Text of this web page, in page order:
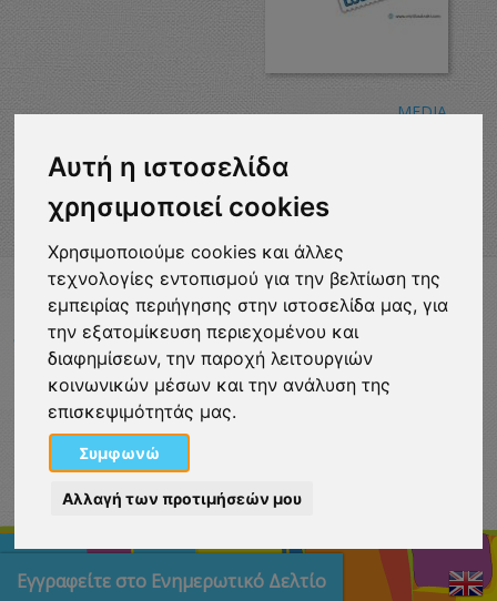
Αυτή η ιστοσελίδα
χρησιμοποιεί cookies
Χρησιμοποιούμε cookies και άλλες
τεχνολογίες εντοπισμού για την βελτίωση της
εμπειρίας περιήγησης στην ιστοσελίδα μας, για
την εξατομίκευση περιεχομένου και
διαφημίσεων, την παροχή λειτουργιών
κοινωνικών μέσων και την ανάλυση της
επισκεψιμότητάς μας.
Συμφωνώ
Αλλαγή των προτιμήσεών μου
MEDIA
VISITLOUTRAKI.COM
2011 - 2024
| Loutraki Tourism Organization - All Rights
Reserved.
Όροι χρήσης | Πολιτική απορρήτου
Change Cookies Preferences
tripadvisor-
213.png
Εγγραφείτε στο Ενημερωτικό Δελτίο